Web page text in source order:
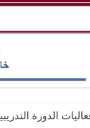
الدورة